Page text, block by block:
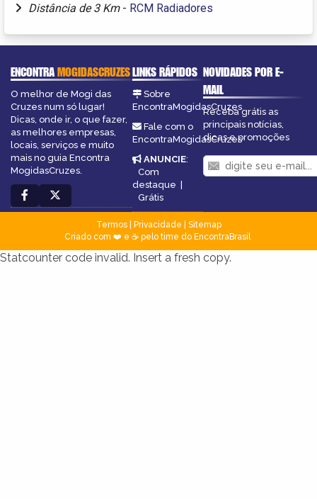
Distância de 3 Km - RCM Radiadores
ENCONTRAMOGIDASCRUZES
O melhor de Mogi das
Cruzes num só lugar!
Dicas, onde ir, o que fazer,
as melhores empresas,
locais, serviços e muito
mais no guia Encontra
MogidasCruzes.
LINKS RÁPIDOS
Sobre
EncontraMogidasCruzes
Fale com o
EncontraMogidasCruzes
ANUNCIE:
Com
destaque |
Grátis
NOVIDADES POR E-
MAIL
Receba grátis as
principais notícias,
dicas e promoções
Termos| Privacidade
Sitemap
Criado com ❤️ e ☕ pelo time do EncontraBrasil
Statcounter code invalid. Insert a fresh copy.